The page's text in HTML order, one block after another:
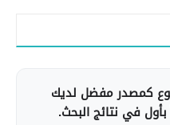
كمصدر مفضل لديك
في نتائج البحث.